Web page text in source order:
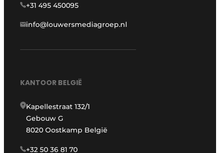
+31 495 450095
info@louwersmediagroep.nl
KANTOOR BELGIË
Kapellestraat 132/1
Gebouw G
8020 Oostkamp België
+32 50 36 81 70